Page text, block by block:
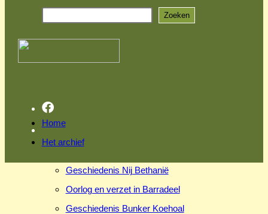
Zoeken
Home
Het archief
Geschiedenis Nij Bethanië
Oorlog en verzet in Barradeel
Geschiedenis Bunker Koehoal